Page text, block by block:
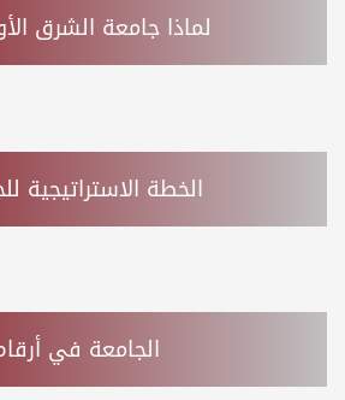
لماذا جامعة الشرق
الخطة الاستراتيجية
الجامعة في